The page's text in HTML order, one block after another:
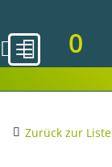
0
Zurück zur Liste